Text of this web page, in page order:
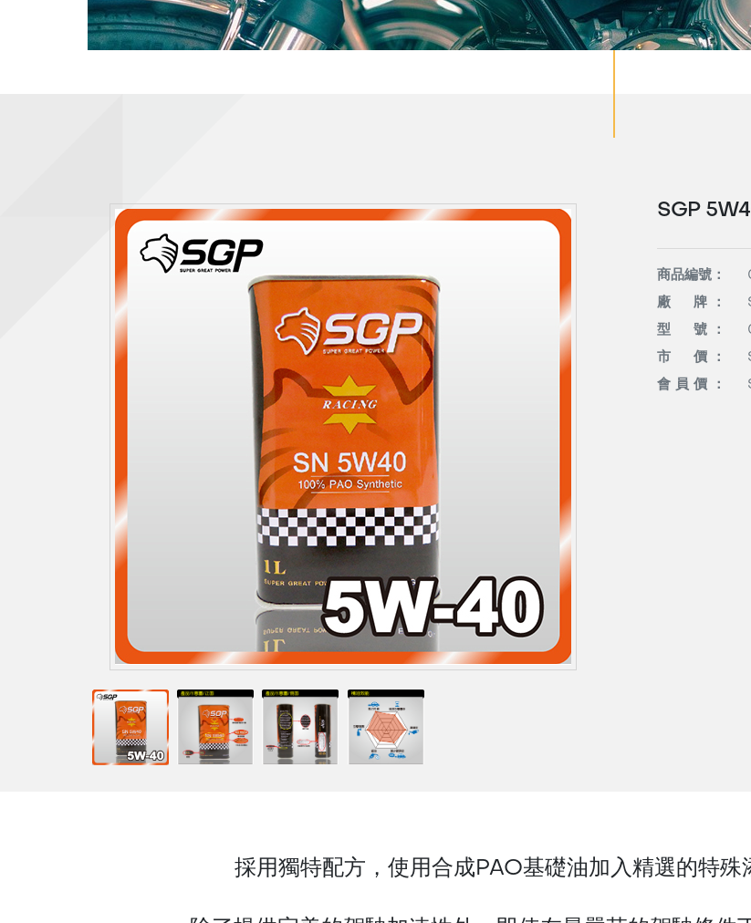
SGP
商品編號：
廠 牌 ：
型 號 ：
市 價 ：
會 員 價 ：
採用獨特配方，使用合成PAO基礎油加入精選的特殊